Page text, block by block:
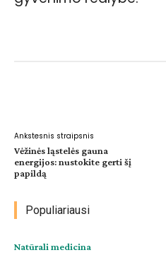
Ankstesnis straipsnis
Vėžinės ląstelės gauna
energijos: nustokite gerti šį
papildą
Populiariausi
Natūrali medicina